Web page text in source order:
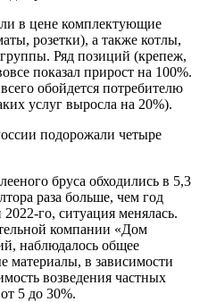
в цене комплектующие
розетки), а также котлы,
Ряд позиций (крепеж,
показал прирост на 100%.
обойдется потребителю
услуг выросла на 20%).
подорожали четыре
бруса обходились в 5,3
раза больше, чем год
го, ситуация менялась.
компании «Дом
наблюдалось общее
материалы, в зависимости
возведения частных
5 до 30%.